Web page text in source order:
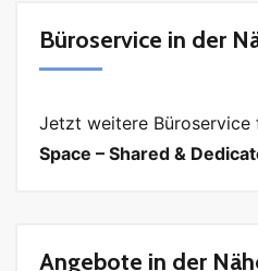
Büroservice in der
Jetzt weitere Büroservice
Space – Shared &
Angebote in der